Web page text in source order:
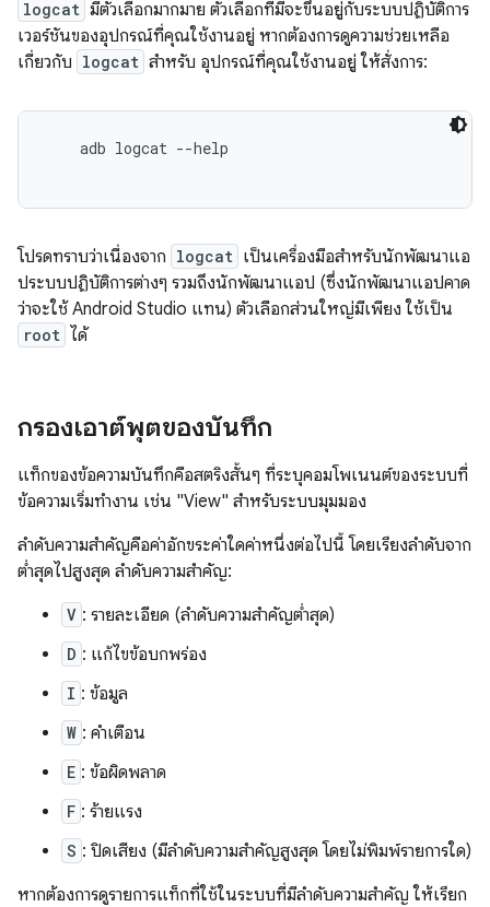
logcat มีตัวเลือกมากมาย ตัวเลือกที่มีจะขึ้นอยู่กับระบบปฏิบัติการ
เวอร์ชันของอุปกรณ์ที่คุณใช้งานอยู่ หากต้องการดูความช่วยเหลือ
เกี่ยวกับ logcat สำหรับ อุปกรณ์ที่คุณใช้งานอยู่ ให้สั่งการ:
    adb logcat --help
โปรดทราบว่าเนื่องจาก logcat เป็นเครื่องมือสำหรับนักพัฒนาแอ
ประบบปฏิบัติการต่างๆ รวมถึงนักพัฒนาแอป (ซึ่งนักพัฒนาแอปคาด
ว่าจะใช้ Android Studio แทน) ตัวเลือกส่วนใหญ่มีเพียง ใช้เป็น
root ได้
กรองเอาต์พุตของบันทึก
แท็กของข้อความบันทึกคือสตริงสั้นๆ ที่ระบุคอมโพเนนต์ของระบบที่
ข้อความเริ่มทำงาน เช่น "View" สำหรับระบบมุมมอง
ลำดับความสำคัญคือค่าอักขระค่าใดค่าหนึ่งต่อไปนี้ โดยเรียงลำดับจาก
ต่ำสุดไปสูงสุด ลำดับความสำคัญ:
V : รายละเอียด (ลำดับความสำคัญต่ำสุด)
D : แก้ไขข้อบกพร่อง
I : ข้อมูล
W : คำเตือน
E : ข้อผิดพลาด
F : ร้ายแรง
S : ปิดเสียง (มีลำดับความสำคัญสูงสุด โดยไม่พิมพ์รายการใด)
หากต้องการดูรายการแท็กที่ใช้ในระบบที่มีลำดับความสำคัญ ให้เรียก